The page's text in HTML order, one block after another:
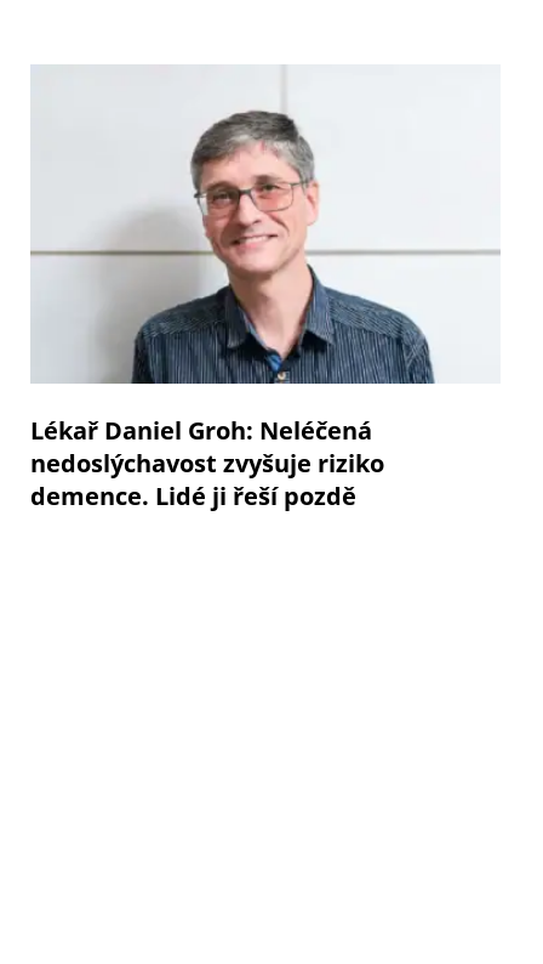
Lékař Daniel Groh: Neléčená
nedoslýchavost zvyšuje riziko
demence. Lidé ji řeší pozdě